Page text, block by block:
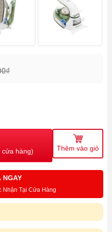
cửa hàng) Thêm vào giỏ
NGAY
Nhận Tại Cửa Hàng